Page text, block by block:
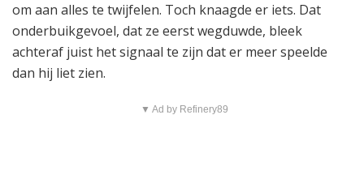
om aan alles te twijfelen. Toch knaagde er iets. Dat
onderbuikgevoel, dat ze eerst wegduwde, bleek
achteraf juist het signaal te zijn dat er meer speelde
dan hij liet zien.
▼ Ad by Refinery89